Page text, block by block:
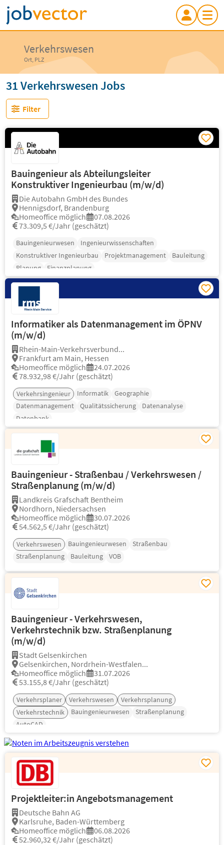
Verkehrswesen
Ort, PLZ
31 Verkehrswesen Jobs
Filter
Bauingenieur als Abteilungsleiter
Konstruktiver Ingenieurbau (m/w/d)
Die Autobahn GmbH des Bundes
Hennigsdorf, Brandenburg
Homeoffice möglich
07.08.2026
73.309,5 €/Jahr (geschätzt)
Bauingenieurwesen
Ingenieurwissenschaften
Konstruktiver Ingenieurbau
Projektmanagement
Bauleitung
Planung
Finanzplanung
Informatiker als Datenmanagement im ÖPNV
(m/w/d)
Rhein-Main-Verkehrsverbund...
Frankfurt am Main, Hessen
Homeoffice möglich
24.07.2026
78.932,98 €/Jahr (geschätzt)
Verkehrsingenieur Informatik
Geographie
Datenmanagement
Qualitätssicherung
Datenanalyse
Datenbank
Bauingenieur - Straßenbau / Verkehrswesen /
Straßenplanung (m/w/d)
Landkreis Grafschaft Bentheim
Nordhorn, Niedersachsen
Homeoffice möglich
30.07.2026
54.562,5 €/Jahr (geschätzt)
Verkehrswesen Bauingenieurwesen
Straßenbau
Straßenplanung
Bauleitung VOB
Bauingenieur - Verkehrswesen,
Verkehrstechnik bzw. Straßenplanung
(m/w/d)
Stadt Gelsenkirchen
Gelsenkirchen, Nordrhein-Westfalen...
Homeoffice möglich
31.07.2026
53.155,8 €/Jahr (geschätzt)
Verkehrsplaner Verkehrswesen
Verkehrsplanung
Verkehrstechnik
Bauingenieurwesen
Straßenplanung
AutoCAD
Projektleiter:in Angebotsmanagement
Deutsche Bahn AG
Karlsruhe, Baden-Württemberg
Homeoffice möglich
06.08.2026
52.960,32 €/Jahr (geschätzt)